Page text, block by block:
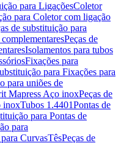
para LigaçõesColetor
para Coletor com ligação
de substituição para
Peças de
Isolamentos para tubos
Fixações para
para Fixações para
para uniões de
Mapress Aço inoxPeças de
inoxTubos 1.4401Pontas de
para Pontas de
para
CurvasTêsPeças de